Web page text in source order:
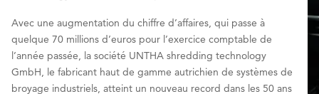
Avec une augmentation du chiffre d’affaires, qui passe à
quelque 70 millions d’euros pour l’exercice comptable de
l’année passée, la société UNTHA shredding technology
GmbH, le fabricant haut de gamme autrichien de systèmes de
broyage industriels, atteint un nouveau record dans les 50 ans